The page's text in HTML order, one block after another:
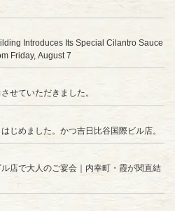
Introduces Its Special Cilantro Sauce
Friday, August 7
せていただきました。
じめました。かつ吉日比谷国際ビル店。
店で大人のご宴会｜内幸町・霞が関直結